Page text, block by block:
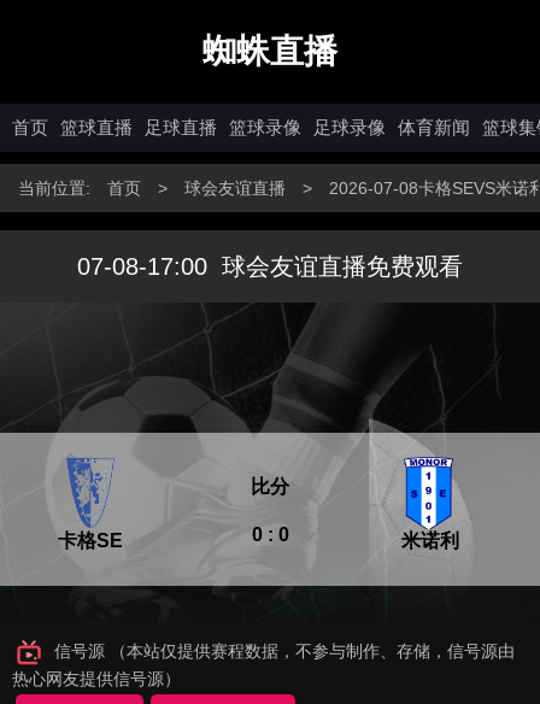
蜘蛛直播
首页 篮球直播 足球直播 篮球录像 足球录像 体育新闻 篮球集
当前位置: 首页 > 球会友谊直播 > 2026-07-08卡格SEVS米诺
07-08-17:00 球会友谊直播免费观看
卡格SE 0 : 0
比分
米诺利
信号源 （本站仅提供赛程数据，不参与制作、存储，信号源由
热心网友提供信号源）